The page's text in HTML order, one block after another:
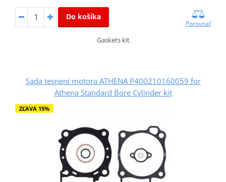
Do košíka
Porovnať
Gaskets kit
Sada tesnení motora ATHENA P400210160059 for
Athena Standard Bore Cylinder kit
ZĽAVA 15%